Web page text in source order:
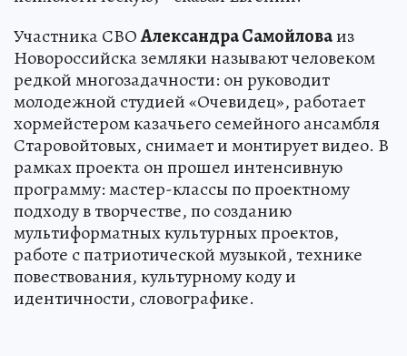
Участника СВОАлександра Самойловаиз
Новороссийска земляки называют человеком
редкой многозадачности: он руководит
молодежной студией «Очевидец», работает
хормейстером казачьего семейного ансамбля
Старовойтовых, снимает и монтирует видео. В
рамках проекта он прошел интенсивную
программу: мастер-классы по проектному
подходу в творчестве, по созданию
мультиформатных культурных проектов,
работе с патриотической музыкой, технике
повествования, культурному коду и
идентичности, словографике.